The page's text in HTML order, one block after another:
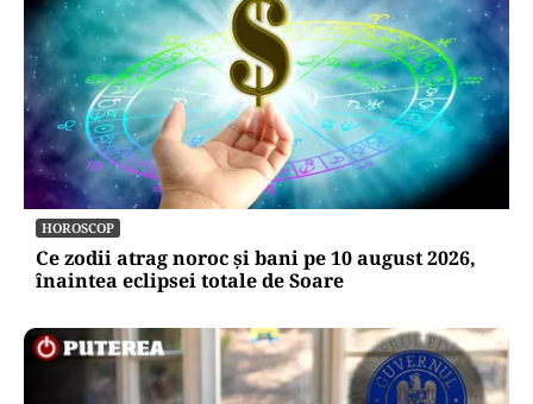
HOROSCOP
Ce zodii atrag noroc și bani pe 10 august 2026,
înaintea eclipsei totale de Soare